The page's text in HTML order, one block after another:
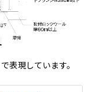
表現しています。